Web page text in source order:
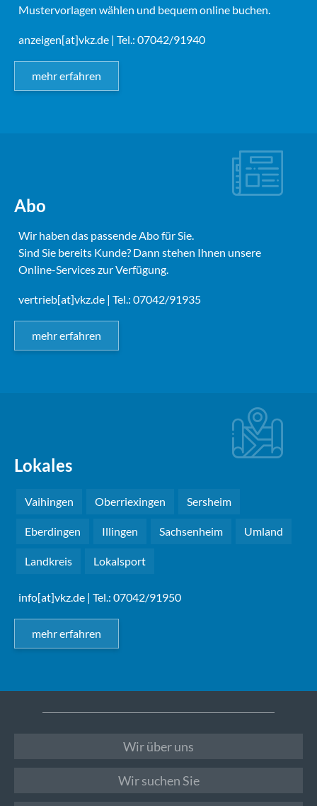
Mustervorlagen wählen und bequem online buchen.
anzeigen[at]vkz.de | Tel.: 07042/91940
mehr erfahren
Abo
Wir haben das passende Abo für Sie.
Sind Sie bereits Kunde? Dann stehen Ihnen unsere
Online-Services zur Verfügung.
vertrieb[at]vkz.de | Tel.: 07042/91935
mehr erfahren
Lokales
Vaihingen Oberriexingen Sersheim
Eberdingen Illingen Sachsenheim Umland
Landkreis Lokalsport
info[at]vkz.de | Tel.: 07042/91950
mehr erfahren
Wir über uns
Wir suchen Sie